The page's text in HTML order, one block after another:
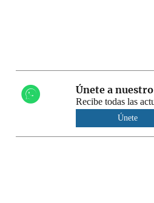
Únete a
Recibe todas las
Únete